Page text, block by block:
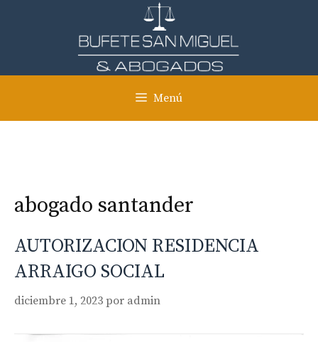
Menú
abogado santander
AUTORIZACION RESIDENCIA
ARRAIGO SOCIAL
diciembre 1, 2023 por admin